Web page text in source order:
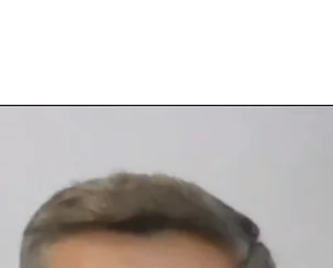
міністра культури та інформаційної
України Ростиславу
Офісу генпрокурора.
запобіжний захід
нічний